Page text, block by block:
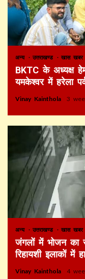
अन्य उत्तराखण्ड खास खबर
BKTC के अध्यक्ष
यमकेश्वर में हरेला
Vinay Kainthola 3
अन्य उत्तराखण्ड खास खबर
जंगलों में भोजन का
रिहायशी इलाकों में
Vinay Kainthola 4